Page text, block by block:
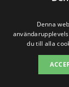
Några
hitta
Denna
du till alla